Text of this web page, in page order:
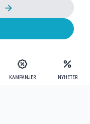
KAMPANJER NYHETER